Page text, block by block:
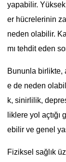
yapabilir.
er hücrelerinin
neden olabilir.
mı tehdit eden
Bununla birlikte,
e de neden
k, sinirlilik,
liklere yol
ebilir ve genel
Fiziksel sağlık